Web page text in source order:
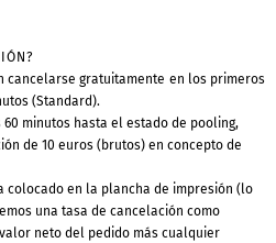
cancelarse gratuitamente en los primeros
(Standard).
minutos hasta el estado de pooling,
de 10 euros (brutos) en concepto de
colocado en la plancha de impresión (lo
una tasa de cancelación como
neto del pedido más cualquier